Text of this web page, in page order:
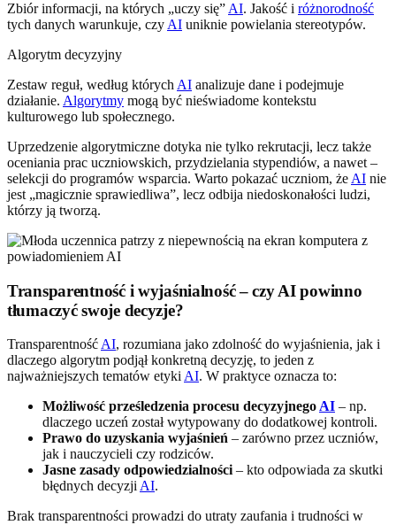
Zbiór informacji, na których „uczy się” AI. Jakość i różnorodność
tych danych warunkuje, czy AI uniknie powielania stereotypów.
Algorytm decyzyjny
Zestaw reguł, według których AI analizuje dane i podejmuje
działanie. Algorytmy mogą być nieświadome kontekstu
kulturowego lub społecznego.
Uprzedzenie algorytmiczne dotyka nie tylko rekrutacji, lecz także
oceniania prac uczniowskich, przydzielania stypendiów, a nawet –
selekcji do programów wsparcia. Warto pokazać uczniom, że AI nie
jest „magicznie sprawiedliwa”, lecz odbija niedoskonałości ludzi,
którzy ją tworzą.
Transparentność i wyjaśnialność – czy AI powinno
tłumaczyć swoje decyzje?
TransparentnośćAI, rozumiana jako zdolność do wyjaśnienia, jak i
dlaczego algorytm podjął konkretną decyzję, to jeden z
najważniejszych tematów etykiAI. W praktyce oznacza to:
Możliwość prześledzenia procesu decyzyjnegoAI – np.
dlaczego uczeń został wytypowany do dodatkowej kontroli.
Prawo do uzyskania wyjaśnień – zarówno przez uczniów,
jak i nauczycieli czy rodziców.
Jasne zasady odpowiedzialności– kto odpowiada za skutki
błędnych decyzjiAI.
Brak transparentności prowadzi do utraty zaufania i trudności w